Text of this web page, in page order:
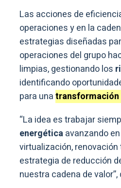
Las acciones de
operaciones y en la
estrategias diseñadas
operaciones del grupo
limpias, gestionando los
identificando
para una
“La idea es trabajar
energéticaavanzando
virtualización,
estrategia de reducción
nuestra cadena de